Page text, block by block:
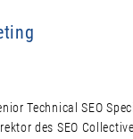
Technical SEO
des SEO